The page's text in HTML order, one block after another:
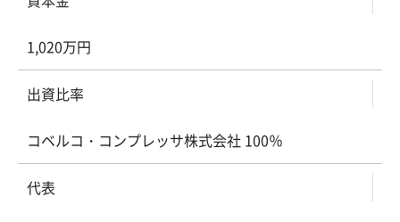
1,020万円
出資比率
コベルコ・コンプレッサ株式会社 100％
代表